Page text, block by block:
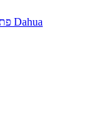
פתיחת קריאת שירות מצלמות אבטחה Dahua